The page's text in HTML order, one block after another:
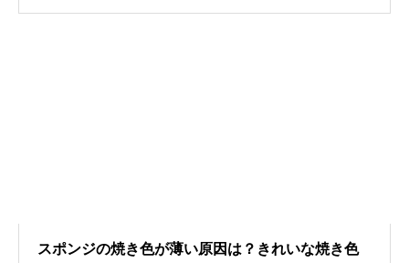
スポンジの焼き色が薄い原因は？きれいな焼き色